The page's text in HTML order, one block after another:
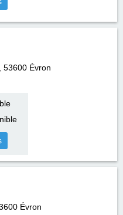
53600 Évron
Évron